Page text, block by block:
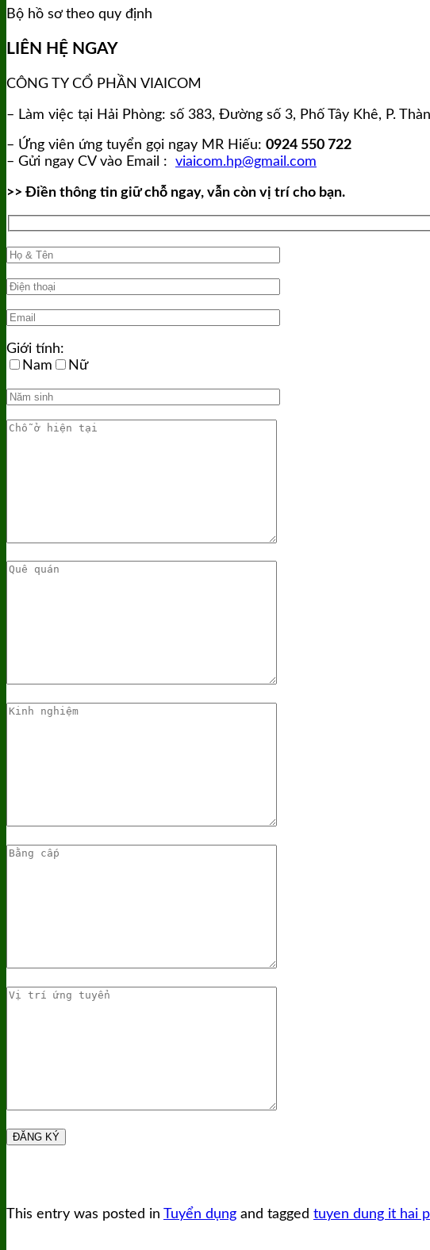
Bộ hồ sơ theo quy định
LIÊN HỆ NGAY
CÔNG TY CỔ PHẦN VIAICOM
– Làm việc tại Hải Phòng: số 383, Đường số 3, Phố Tây Khê, P.
– Ứng viên ứng tuyển gọi ngay MR Hiếu: 0924 550 722
– Gửi ngay CV vào Email : viaicom.hp@gmail.com
>> Điền thông tin giữ chỗ ngay, vẫn còn vị trí cho bạn.
Giới tính:
Nam
Nữ
This entry was posted in Tuyển dụng and tagged tuyen dung it hai